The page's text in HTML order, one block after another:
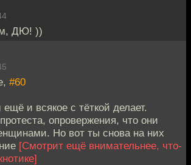
ДЮ! ))
#60
и всякое с тёткой делает.
опровержения, что они
Но вот ты снова на них
[Смотрит ещё внимательнее, что-